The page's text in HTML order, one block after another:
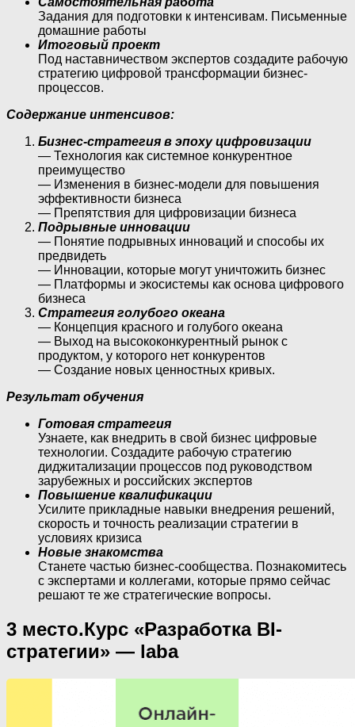
Задания для подготовки к интенсивам. Письменные
домашние работы
Итоговый проект
Под наставничеством экспертов создадите рабочую
стратегию цифровой трансформации бизнес-
процессов.
Содержание интенсивов:
Бизнес-стратегия в эпоху цифровизации
— Технология как системное конкурентное
преимущество
— Изменения в бизнес-модели для повышения
эффективности бизнеса
— Препятствия для цифровизации бизнеса
Подрывные инновации
— Понятие подрывных инноваций и способы их
предвидеть
— Инновации, которые могут уничтожить бизнес
— Платформы и экосистемы как основа цифрового
бизнеса
Стратегия голубого океана
— Концепция красного и голубого океана
— Выход на высококонкурентный рынок с
продуктом, у которого нет конкурентов
— Создание новых ценностных кривых.
Результат обучения
Готовая стратегия
Узнаете, как внедрить в свой бизнес цифровые
технологии. Создадите рабочую стратегию
диджитализации процессов под руководством
зарубежных и российских экспертов
Повышение квалификации
Усилите прикладные навыки внедрения решений,
скорость и точность реализации стратегии в
условиях кризиса
Новые знакомства
Станете частью бизнес-сообщества. Познакомитесь
с экспертами и коллегами, которые прямо сейчас
решают те же стратегические вопросы.
3 место.Курс «Разработка BI-
стратегии» — laba